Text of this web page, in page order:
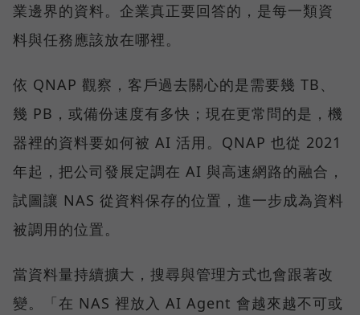
業邊界的資料。企業真正要回答的，是每一類資
料與任務應該放在哪裡。
依 QNAP 觀察，客戶過去關心的是需要幾 TB、
幾 PB，或備份速度有多快；現在更常問的是，機
器裡的資料要如何被 AI 活用。QNAP 也從 2021
年起，把公司發展定調在 AI 與高速網路的融合，
試圖讓 NAS 從資料保存的位置，進一步成為資料
被調用的位置。
當資料量持續擴大，搜尋與管理方式也會跟著改
變。「在 NAS 裡放入 AI Agent 會越來越不可或